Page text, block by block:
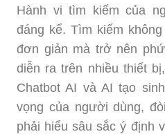
Hành vi tìm kiếm của
đáng kể. Tìm kiếm
đơn giản mà trở nên
diễn ra trên nhiều thiết
Chatbot AI và AI tạo
vọng của người dùng,
phải hiểu sâu sắc ý định